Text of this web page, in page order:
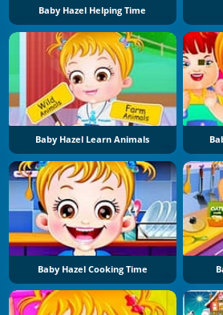
Baby Hazel Helping Time
Baby Hazel Learn Animals
Baby Hazel Cooking Time